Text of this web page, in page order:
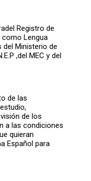
Registro de
como Lengua
del Ministerio de
,del MEC y del
de las
de los
a las condiciones
quieran
Español para